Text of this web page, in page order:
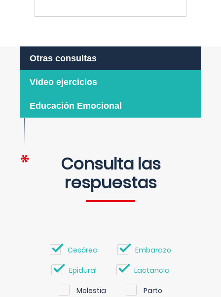
Otras consultas
Video ejercicios
Educación Emocional
Consulta las
respuestas
Cesárea Embarazo
Epidural Lactancia
Molestia Parto